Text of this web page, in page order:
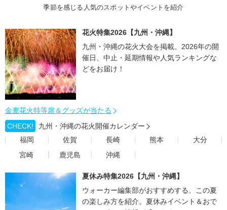
季節を感じる人気のスポットやイベントを紹介
花火特集2026【九州・沖縄】
九州・沖縄の花火大会を掲載。2026年の開
催日、中止・延期情報や人気ランキングな
どをお届け！
金麦花火特等席＆グッズが当たる
CHECK!
九州・沖縄の花火開催カレンダー
福岡
佐賀 長崎 熊本
大分
宮崎
鹿児島 沖縄
夏休み特集2026【九州・沖縄】
ウォーカー編集部がおすすめする、この夏
の楽しみ方を紹介。夏休みイベント＆おで